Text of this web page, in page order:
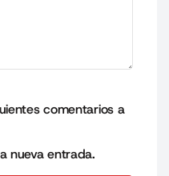
comentarios a
nueva entrada.